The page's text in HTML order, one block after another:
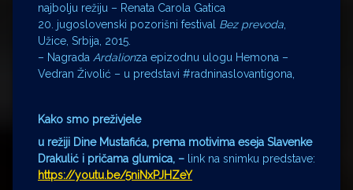
najbolju režiju – Renata Carola Gatica
20. jugoslovenski pozorišni festival Bez prevoda
Užice, Srbija, 2015.
– Nagrada Ardalionza epizodnu ulogu Hemona –
Vedran Živolić – u predstavi #radninaslovantigona,
Kako smo preživjele
u režiji Dine Mustafića, prema motivima eseja Slavenke
Drakulić i pričama glumica, – link na snimku predstave:
https://youtu.be/5niNxPJHZeY